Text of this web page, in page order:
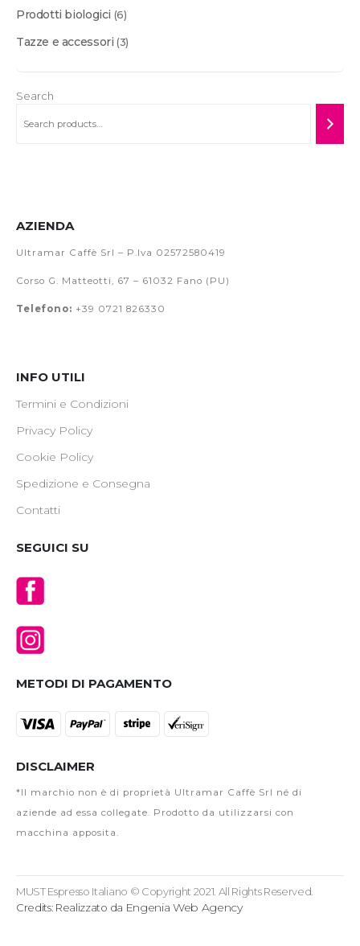
Prodotti biologici (6)
Tazze e accessori (3)
Search
AZIENDA
Ultramar Caffè Srl – P.Iva 02572580419
Corso G. Matteotti, 67 – 61032 Fano (PU)
Telefono: +39 0721 826330
INFO UTILI
Termini e Condizioni
Privacy Policy
Cookie Policy
Spedizione e Consegna
Contatti
SEGUICI SU
METODI DI PAGAMENTO
DISCLAIMER
*Il marchio non è di proprietà Ultramar Caffè Srl né di
aziende ad essa collegate. Prodotto da utilizzarsi con
macchina apposita.
MUST Espresso Italiano © Copyright 2021. All Rights Reserved.
Credits: Realizzato da Engenia Web Agency